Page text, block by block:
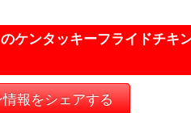
ケンタッキーフライドチキ
報をシェアする